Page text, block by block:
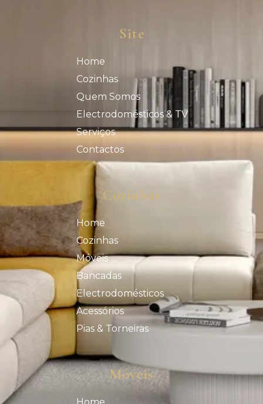
Site
Home
Cozinhas
Quem Somos
Electrodomésticos & TV
Serviços
Contactos
Cozinhas
Home
Cozinhas
Móveis
Bancadas
Electrodomésticos
Acessórios
Pias & Torneiras
Móveis
Home